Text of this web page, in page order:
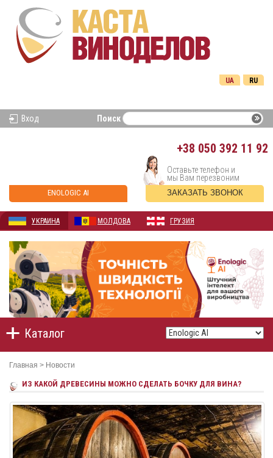
RU
UA
Вход Поиск
+38 050 392 11 92
ENOLOGIC AI
Оставьте телефон и
мы Вам перезвоним
ЗАКАЗАТЬ ЗВОНОК
УКРАИНА МОЛДОВА ГРУЗИЯ
Каталог
Главная > Новости
ИЗ КАКОЙ ДРЕВЕСИНЫ МОЖНО СДЕЛАТЬ БОЧКУ ДЛЯ ВИНА?